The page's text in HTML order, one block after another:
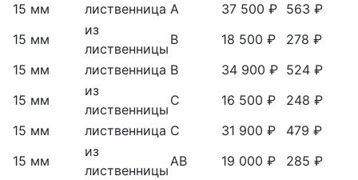
15 мм
лиственница А 37 500 ₽ 563 ₽
15 мм
из
лиственницы
В 18 500 ₽
278 ₽
15 мм
лиственница В 34 900 ₽ 524 ₽
15 мм
из
лиственницы
С 16 500 ₽
248 ₽
15 мм
лиственница С 31 900 ₽
479 ₽
15 мм
из
лиственницы
АВ 19 000 ₽
285 ₽